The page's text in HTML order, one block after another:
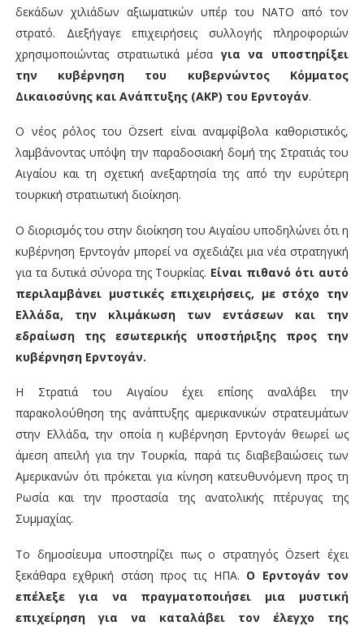
δεκάδων χιλιάδων αξιωματικών υπέρ του ΝΑΤΟ από τον
στρατό. Διεξήγαγε επιχειρήσεις συλλογής πληροφοριών
χρησιμοποιώντας στρατιωτικά μέσα για να υποστηρίξει
την κυβέρνηση του κυβερνώντος Κόμματος
Δικαιοσύνης και Ανάπτυξης (AKP) του Ερντογάν.
Ο νέος ρόλος του Özsert είναι αναμφίβολα καθοριστικός,
λαμβάνοντας υπόψη την παραδοσιακή δομή της Στρατιάς του
Αιγαίου και τη σχετική ανεξαρτησία της από την ευρύτερη
τουρκική στρατιωτική διοίκηση.
Ο διορισμός του στην διοίκηση του Αιγαίου υποδηλώνει ότι η
κυβέρνηση Ερντογάν μπορεί να σχεδιάζει μια νέα στρατηγική
για τα δυτικά σύνορα της Τουρκίας. Είναι πιθανό ότι αυτό
περιλαμβάνει μυστικές επιχειρήσεις, με στόχο την
Ελλάδα, την κλιμάκωση των εντάσεων και την
εδραίωση της εσωτερικής υποστήριξης προς την
κυβέρνηση Ερντογάν.
Η Στρατιά του Αιγαίου έχει επίσης αναλάβει την
παρακολούθηση της ανάπτυξης αμερικανικών στρατευμάτων
στην Ελλάδα, την οποία η κυβέρνηση Ερντογάν θεωρεί ως
άμεση απειλή για την Τουρκία, παρά τις διαβεβαιώσεις των
Αμερικανών ότι πρόκεται για κίνηση κατευθυνόμενη προς τη
Ρωσία και την προστασία της ανατολικής πτέρυγας της
Συμμαχίας.
Το δημοσίευμα υποστηρίζει πως ο στρατηγός Özsert έχει
ξεκάθαρα εχθρική στάση προς τις ΗΠΑ. Ο Ερντογάν τον
επέλεξε για να πραγματοποιήσει μια μυστική
επιχείρηση για να καταλάβει τον έλεγχο της